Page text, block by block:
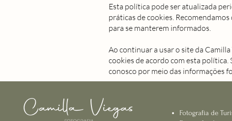
Esta política pode ser atualizada
práticas de cookies.
para se manterem informados.
Ao continuar a usar o site da
cookies de acordo com esta
conosco por meio das informações
Fotografia de